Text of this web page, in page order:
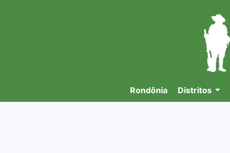
Rondônia Distritos